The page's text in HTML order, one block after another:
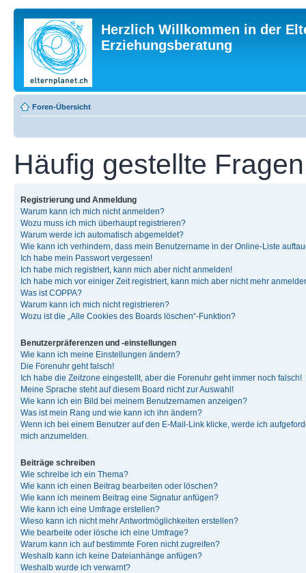
Herzlich Willkommen in der
Erziehungsberatung
Foren-Übersicht
Häufig gestellte Fragen
Registrierung und Anmeldung
Warum kann ich mich nicht anmelden?
Wozu muss ich mich überhaupt registrieren?
Warum werde ich automatisch abgemeldet?
Wie kann ich verhindern, dass mein Benutzername in der Online-Liste
Ich habe mein Passwort vergessen!
Ich habe mich registriert, kann mich aber nicht anmelden!
Ich habe mich vor einiger Zeit registriert, kann mich aber nicht mehr
Was ist COPPA?
Warum kann ich mich nicht registrieren?
Wozu ist die „Alle Cookies des Boards löschen“-Funktion?
Benutzerpräferenzen und -einstellungen
Wie kann ich meine Einstellungen ändern?
Die Forenuhr geht falsch!
Ich habe die Zeitzone eingestellt, aber die Forenuhr geht immer noch falsch!
Meine Sprache steht auf diesem Board nicht zur Auswahl!
Wie kann ich ein Bild bei meinem Benutzernamen anzeigen?
Was ist mein Rang und wie kann ich ihn ändern?
Wenn ich bei einem Benutzer auf den E-Mail-Link klicke, werde ich
mich anzumelden.
Beiträge schreiben
Wie schreibe ich ein Thema?
Wie kann ich einen Beitrag bearbeiten oder löschen?
Wie kann ich meinem Beitrag eine Signatur anfügen?
Wie kann ich eine Umfrage erstellen?
Wieso kann ich nicht mehr Antwortmöglichkeiten erstellen?
Wie bearbeite oder lösche ich eine Umfrage?
Warum kann ich auf bestimmte Foren nicht zugreifen?
Weshalb kann ich keine Dateianhänge anfügen?
Weshalb wurde ich verwarnt?